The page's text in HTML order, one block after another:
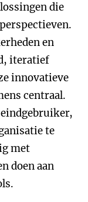
die
en
iteratief
innovatieve
centraal.
te
met
doen aan